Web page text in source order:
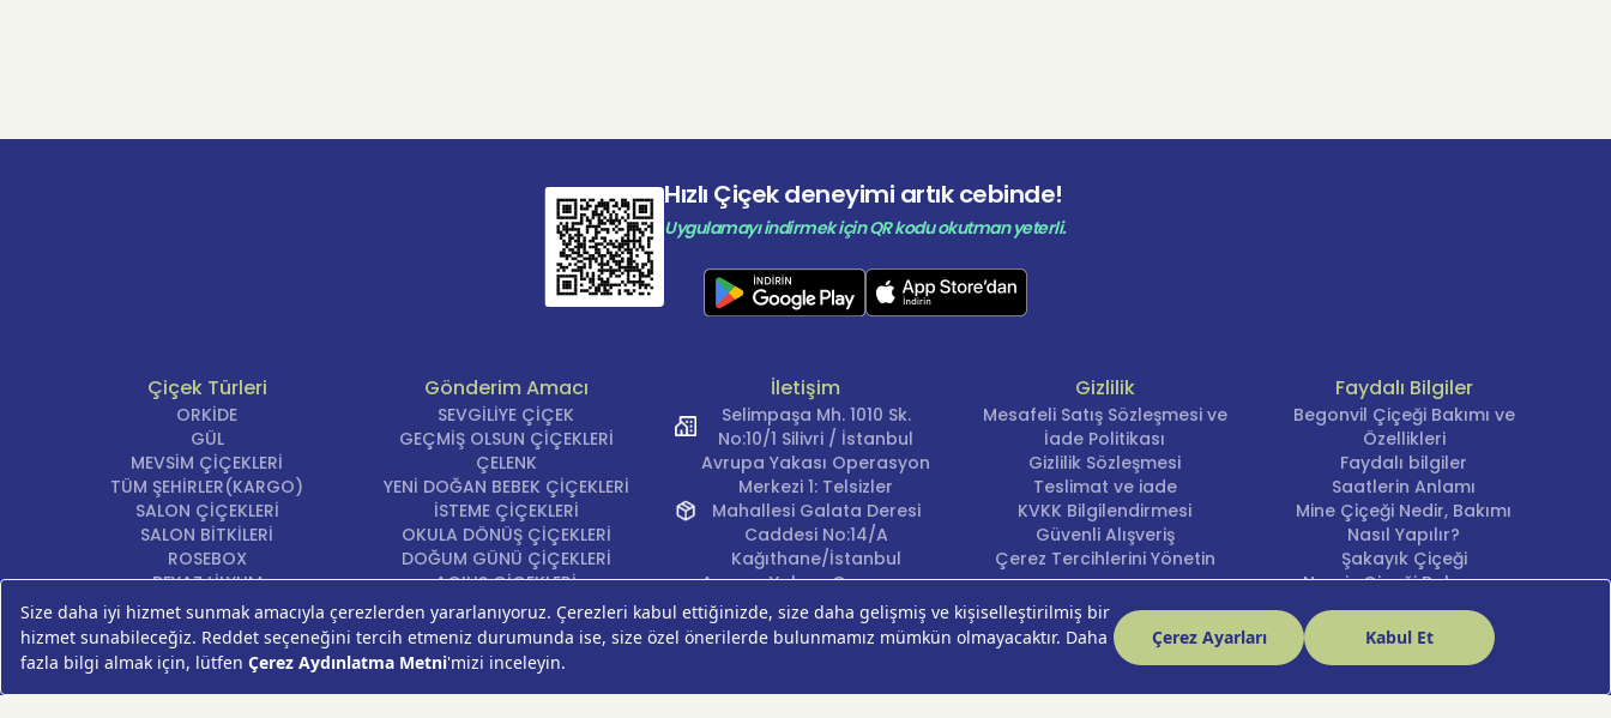
Hızlı Çiçek deneyimi artık cebinde!
Uygulamayı indirmek için QR kodu okutman yeterli.
Çiçek Türleri
ORKİDE
GÜL
MEVSİM ÇİÇEKLERİ
TÜM ŞEHİRLER(KARGO)
SALON ÇİÇEKLERİ
SALON BİTKİLERİ
ROSEBOX
BEYAZ LİLYUM
LALE
AYNI GÜN TESLİM ÇİÇEK
KASIMPATI
GERBERA
KRİZANTEM
Gönderim Amacı
SEVGİLİYE ÇİÇEK
GEÇMİŞ OLSUN ÇİÇEKLERİ
ÇELENK
YENİ DOĞAN BEBEK ÇİÇEKLERİ
İSTEME ÇİÇEKLERİ
OKULA DÖNÜŞ ÇİÇEKLERİ
DOĞUM GÜNÜ ÇİÇEKLERİ
AÇILIŞ ÇİÇEKLERİ
ÖZÜR ÇİÇEĞİ
YIL DÖNÜMÜ ÇİÇEKLERİ
YENİ İŞ ÇİÇEĞİ
İletişim
Selimpaşa Mh. 1010 Sk.
No:10/1 Silivri / İstanbul
Avrupa Yakası Operasyon
Merkezi 1: Telsizler
Mahallesi Galata Deresi
Caddesi No:14/A
Kağıthane/İstanbul
Avrupa Yakası Operasyon
Merkezi 2: Güven Mahallesi
Çalışlar Sokak No:37/A
Operasyon Merkezi 1:
Gizlilik
Mesafeli Satış Sözleşmesi ve
İade Politikası
Gizlilik Sözleşmesi
Teslimat ve iade
KVKK Bilgilendirmesi
Güvenli Alışveriş
Çerez Tercihlerini Yönetin
Faydalı Bilgiler
Begonvil Çiçeği Bakımı ve
Özellikleri
Faydalı bilgiler
Saatlerin Anlamı
Mine Çiçeği Nedir, Bakımı
Nasıl Yapılır?
Şakayık Çiçeği
Nergis Çiçeği Bakımı ve
Anlamı